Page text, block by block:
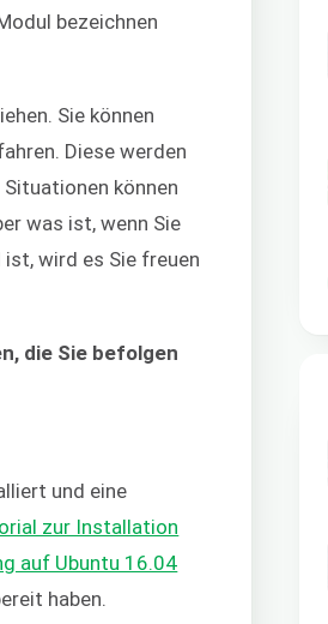
bezeichnen
Sie können
Diese werden
können
was ist, wenn Sie
wird es Sie freuen
die Sie befolgen
und eine
zur Installation
auf Ubuntu 16.04
haben.